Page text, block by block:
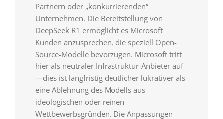
Partnern oder „konkurrierenden“
Unternehmen. Die Bereitstellung von
DeepSeek R1 ermöglicht es Microsoft
Kunden anzusprechen, die speziell Open-
Source-Modelle bevorzugen. Microsoft tritt
hier als neutraler Infrastruktur-Anbieter auf
—dies ist langfristig deutlicher lukrativer als
eine Ablehnung des Modells aus
ideologischen oder reinen
Wettbewerbsgründen. Die Anpassungen